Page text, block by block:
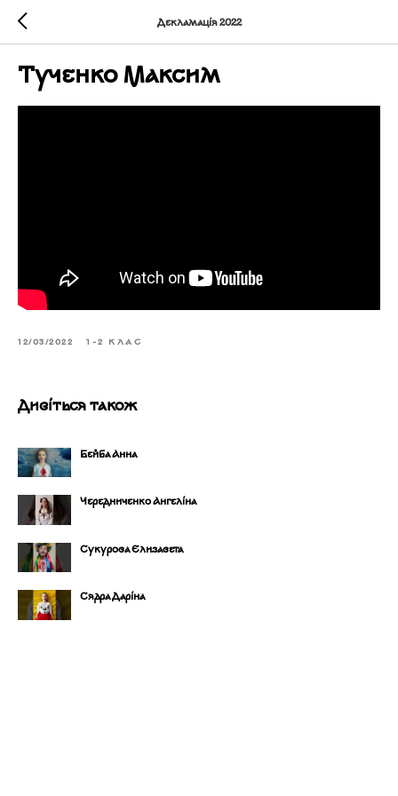
Декламація 2022
Тученко Максим
12/03/2022 1-2 КЛАС
Дивіться також
Бейба Анна
Чередниченко Ангеліна
Сукурова Єлизавета
Сядра Даріна